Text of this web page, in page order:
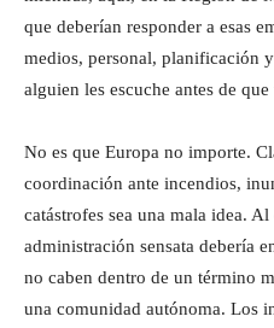
que deberían responder a esas
medios, personal, planificación
alguien les escuche antes de
No es que Europa no importe.
coordinación ante incendios,
catástrofes sea una mala idea.
administración sensata debería
no caben dentro de un término
una comunidad autónoma. Los